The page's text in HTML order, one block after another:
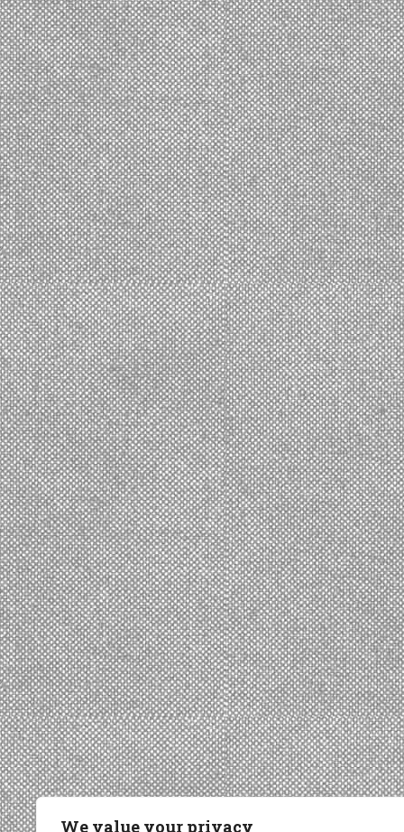
We value your privacy